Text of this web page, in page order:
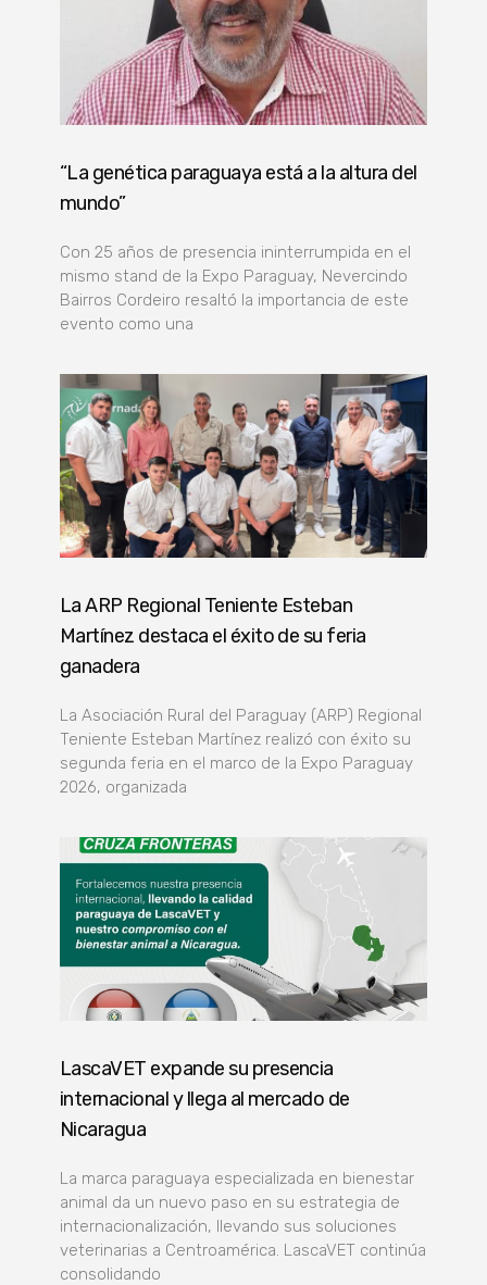
“La genética paraguaya está a la altura del
mundo”
Con 25 años de presencia ininterrumpida en el
mismo stand de la Expo Paraguay, Nevercindo
Bairros Cordeiro resaltó la importancia de este
evento como una
La ARP Regional Teniente Esteban
Martínez destaca el éxito de su feria
ganadera
La Asociación Rural del Paraguay (ARP) Regional
Teniente Esteban Martínez realizó con éxito su
segunda feria en el marco de la Expo Paraguay
2026, organizada
LascaVET expande su presencia
internacional y llega al mercado de
Nicaragua
La marca paraguaya especializada en bienestar
animal da un nuevo paso en su estrategia de
internacionalización, llevando sus soluciones
veterinarias a Centroamérica. LascaVET continúa
consolidando